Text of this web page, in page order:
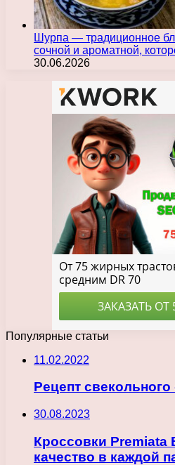
Шурпа — традиционное
сочной и ароматной,
30.06.2026
Популярные статьи
11.02.2022
Рецепт свекольного
30.08.2023
Кроссовки Premiata
качество в каждой